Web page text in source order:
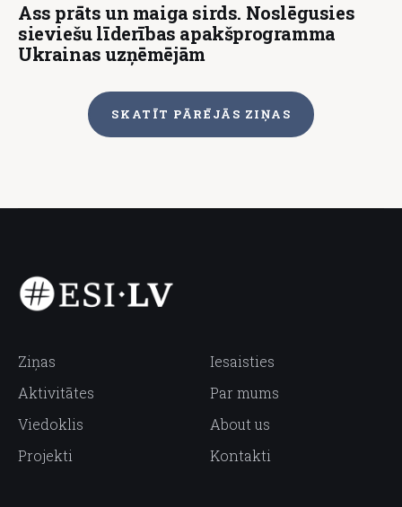
Ass prāts un maiga sirds. Noslēgusies
sieviešu līderības apakšprogramma
Ukrainas uzņēmējām
SKATĪT PĀRĒJĀS ZIŅAS
Ziņas
Aktivitātes
Viedoklis
Projekti
Iesaisties
Par mums
About us
Kontakti